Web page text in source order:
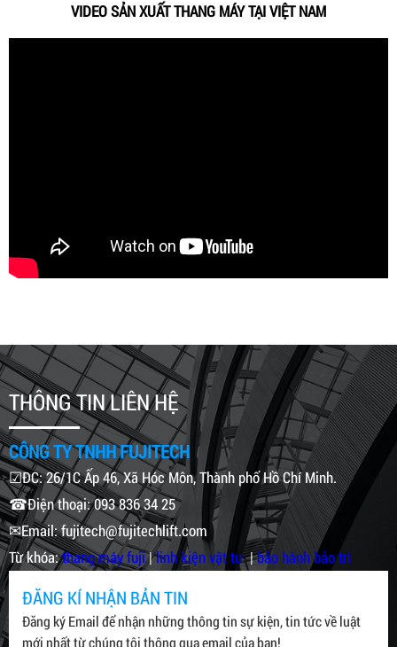
VIDEO SẢN XUẤT THANG MÁY TẠI VIỆT NAM
THÔNG TIN LIÊN HỆ
CÔNG TY TNHH FUJITECH
☑ĐC: 26/1C Ấp 46, Xã Hóc Môn, Thành phố Hồ Chí Minh.
☎Điện thoại: 093 836 34 25
✉Email: fujitech@fujitechlift.com
Từ khóa:thang máy fuji|linh kiện vật tư|bảo hành bảo trì
ĐĂNG KÍ NHẬN BẢN TIN
Đăng ký Email để nhận những thông tin sự kiện, tin tức về luật
mới nhất từ chúng tôi thông qua email của bạn!